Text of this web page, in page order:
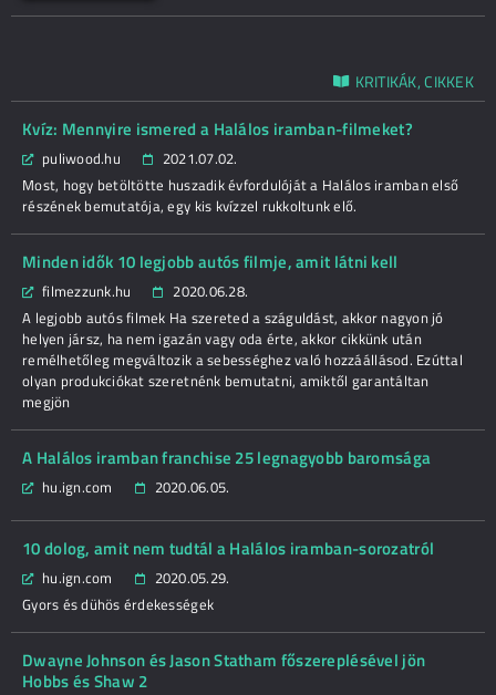
KRITIKÁK, CIKKEK
Kvíz: Mennyire ismered a Halálos iramban-filmeket?
puliwood.hu
2021.07.02.
Most, hogy betöltötte huszadik évfordulóját a Halálos iramban első
részének bemutatója, egy kis kvízzel rukkoltunk elő.
Minden idők 10 legjobb autós filmje, amit látni kell
filmezzunk.hu
2020.06.28.
A legjobb autós filmek Ha szereted a száguldást, akkor nagyon jó
helyen jársz, ha nem igazán vagy oda érte, akkor cikkünk után
remélhetőleg megváltozik a sebességhez való hozzáállásod. Ezúttal
olyan produkciókat szeretnénk bemutatni, amiktől garantáltan
megjön
A Halálos iramban franchise 25 legnagyobb baromsága
hu.ign.com 2020.06.05.
10 dolog, amit nem tudtál a Halálos iramban-sorozatról
hu.ign.com
2020.05.29.
Gyors és dühös érdekességek
Dwayne Johnson és Jason Statham főszereplésével jön
Hobbs és Shaw 2